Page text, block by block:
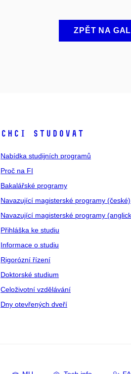
ZPĚT NA
CHCI STUDOVAT
Nabídka studijních programů
Proč na FI
Bakalářské programy
Navazující magisterské programy (české)
Navazující magisterské programy
Přihláška ke studiu
Informace o studiu
Rigorózní řízení
Doktorské studium
Celoživotní vzdělávání
Dny otevřených dveří